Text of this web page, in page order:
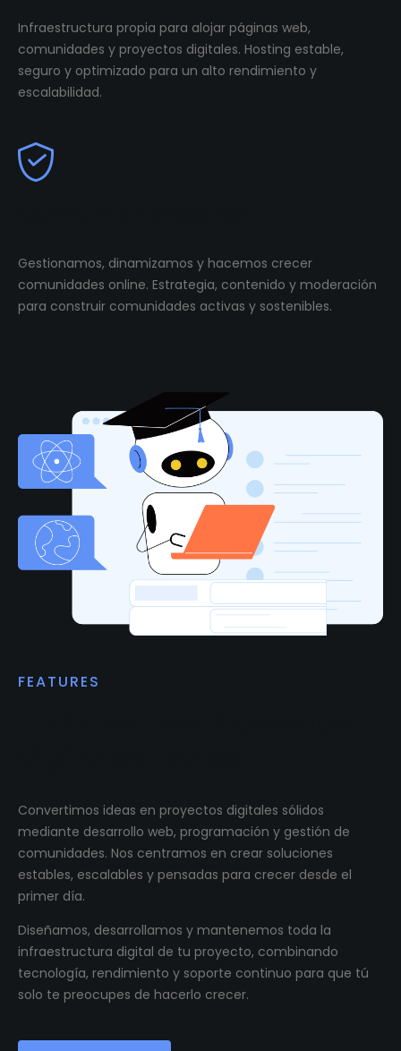
Infraestructura propia para alojar páginas web,
comunidades y proyectos digitales. Hosting estable,
seguro y optimizado para un alto rendimiento y
escalabilidad.
Gestionamos, dinamizamos y hacemos crecer
comunidades online. Estrategia, contenido y moderación
para construir comunidades activas y sostenibles.
FEATURES
Convertimos ideas en proyectos digitales sólidos
mediante desarrollo web, programación y gestión de
comunidades. Nos centramos en crear soluciones
estables, escalables y pensadas para crecer desde el
primer día.
Diseñamos, desarrollamos y mantenemos toda la
infraestructura digital de tu proyecto, combinando
tecnología, rendimiento y soporte continuo para que tú
solo te preocupes de hacerlo crecer.